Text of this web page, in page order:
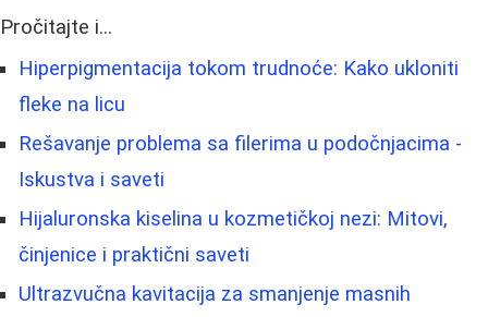
Pročitajte i...
Hiperpigmentacija tokom trudnoće: Kako ukloniti
fleke na licu
Rešavanje problema sa filerima u podočnjacima -
Iskustva i saveti
Hijaluronska kiselina u kozmetičkoj nezi: Mitovi,
činjenice i praktični saveti
Ultrazvučna kavitacija za smanjenje masnih